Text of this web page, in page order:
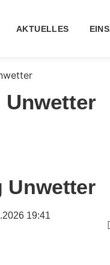
AKTUELLES
Unwetter
19:41